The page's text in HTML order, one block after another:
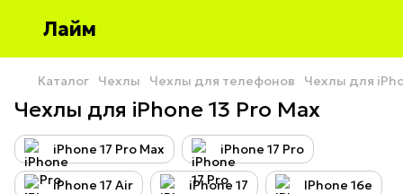
Лайм
Каталог Чехлы Чехлы для телефонов Чехлы для
Чехлы для iPhone 13 Pro Max
iPhone 17 Pro Max iPhone 17 Pro
iPhone 17 Air iPhone 17 IPhone 16e